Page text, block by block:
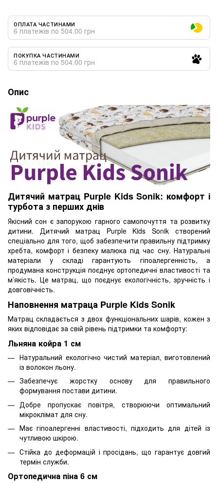
ОПЛАТА ЧАСТИНАМИ
6 платежів по 504.00 грн
ПОКУПКА ЧАСТИНАМИ
6 платежів по 504.00 грн
Опис
Дитячий матрац Purple Kids Sonik: комфорт і
турбота з перших днів
Якісний сон є запорукою гарного самопочуття та розвитку
дитини. Дитячий матрац Purple Kids Sonik створений
спеціально для того, щоб забезпечити правильну підтримку
хребта, комфорт і безпеку малюка під час сну. Натуральні
матеріали у складі гарантують гіпоалергенність, а
продумана конструкція поєднує ортопедичні властивості та
м’якість. Це матрац, що поєднує екологічність, зручність і
довговічність.
Наповнення матраца Purple Kids Sonik
Матрац складається з двох функціональних шарів, кожен з
яких відповідає за свій рівень підтримки та комфорту:
Льняна койра 1 см
Натуральний екологічно чистий матеріал, виготовлений
із волокон льону.
Забезпечує жорстку основу для правильного
формування постави дитини.
Добре пропускає повітря, створюючи оптимальний
мікроклімат для сну.
Має гіпоалергенні властивості, підходить для дітей із
чутливою шкірою.
Стійка до деформацій і просідань, що гарантує довгий
термін служби.
Ортопедична піна 6 см